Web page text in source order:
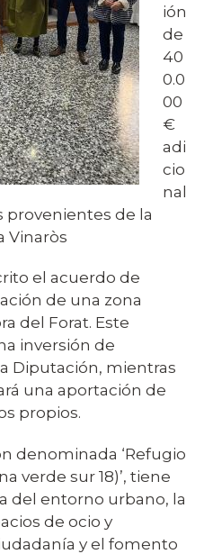
ión
de
40
0.0
00
€
adi
cio
nal
provenientes de la
Vinaròs
el acuerdo de
de una zona
del Forat. Este
inversión de
Diputación, mientras
una aportación de
propios.
denominada ‘Refugio
verde sur 18)’, tiene
del entorno urbano, la
de ocio y
y el fomento